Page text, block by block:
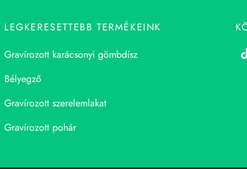
van.
A
a
termékoldalon
ki
LEGKERESETTEBB TERMÉKEINK
Gravírozott karácsonyi gömbdísz
Bélyegző
Gravírozott szerelemlakat
Gravírozott pohár